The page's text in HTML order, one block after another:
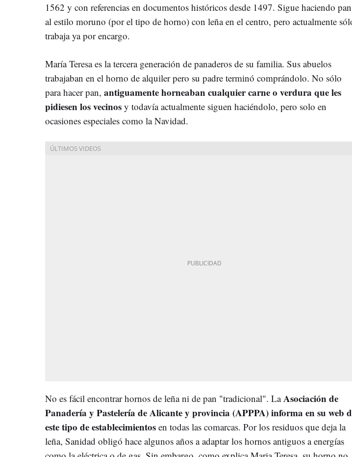
1562 y con referencias en documentos históricos desde 1497. Sigue haciendo pan
al estilo moruno (por el tipo de horno) con leña en el centro, pero actualmente
trabaja ya por encargo.
María Teresa es la tercera generación de panaderos de su familia. Sus abuelos
trabajaban en el horno de alquiler pero su padre terminó comprándolo. No sólo
para hacer pan, antiguamente horneaban cualquier carne o verdura que les
pidiesen los vecinos y todavía actualmente siguen haciéndolo, pero solo en
ocasiones especiales como la Navidad.
No es fácil encontrar hornos de leña ni de pan "tradicional". LaAsociación de
Panadería y Pastelería de Alicante y provincia (APPPA) informa en su web
este tipo de establecimientos en todas las comarcas. Por los residuos que deja la
leña, Sanidad obligó hace algunos años a adaptar los hornos antiguos a energías